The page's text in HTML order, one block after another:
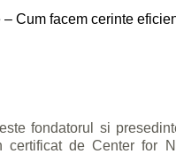
– Cum facem cerinte
fondatorul si
certificat de Center for